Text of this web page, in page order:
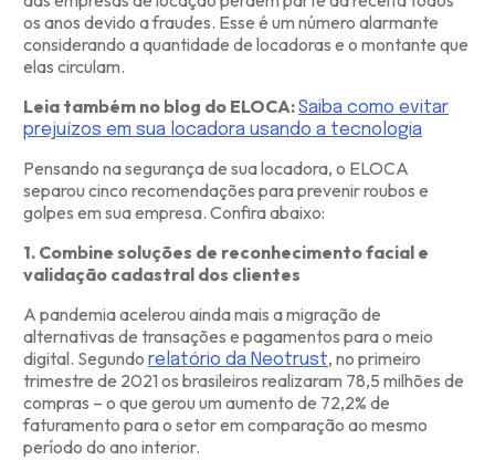
os anos devido a fraudes. Esse é um número alarmante
considerando a quantidade de locadoras e o montante que
elas circulam.
Leia também no blog do ELOCA:Saiba como evitar
prejuízos em sua locadora usando a tecnologia
Pensando na segurança de sua locadora, o ELOCA
separou cinco recomendações para prevenir roubos e
golpes em sua empresa. Confira abaixo:
1. Combine soluções de reconhecimento facial e
validação cadastral dos clientes
A pandemia acelerou ainda mais a migração de
alternativas de transações e pagamentos para o meio
digital. Segundo relatório da Neotrust, no primeiro
trimestre de 2021 os brasileiros realizaram 78,5 milhões de
compras – o que gerou um aumento de 72,2% de
faturamento para o setor em comparação ao mesmo
período do ano interior.